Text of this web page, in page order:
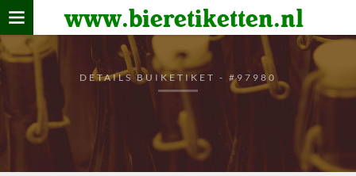
www.bieretiketten.nl
Home
verzamelen
De bierkaart
Bezoekers
DETAILS BUIKETIKET - #97980